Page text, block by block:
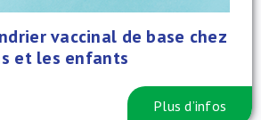
vaccinal de base chez
et les enfants
Plus d’infos